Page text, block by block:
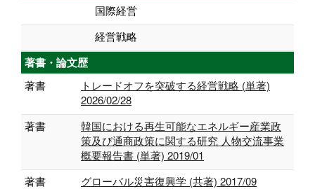
国際経営
経営戦略
著書・論文歴
著書
トレードオフを突破する経営戦略 (単著)
2026/02/28
著書
韓国における再生可能なエネルギー産業政
策及び通商政策に関する研究 人物交流事業
概要報告書 (単著) 2019/01
著書
グローバル災害復興学 (共著) 2017/09